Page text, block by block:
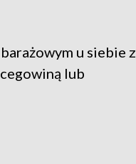
u siebie z
lub